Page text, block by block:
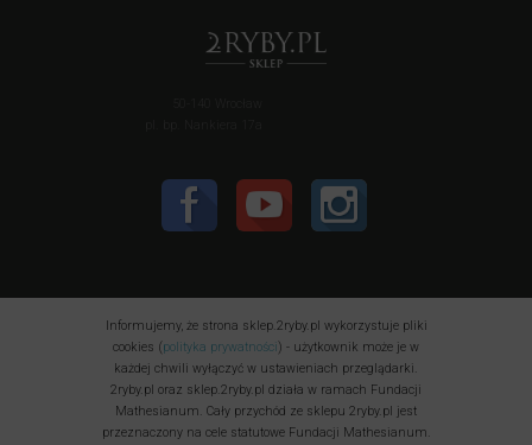
Informujemy, że strona sklep.2ryby.pl wykorzystuje pliki
cookies (polityka prywatności) - użytkownik może je w
każdej chwili wyłączyć w ustawieniach przeglądarki.
2ryby.pl oraz sklep.2ryby.pl działa w ramach Fundacji
Mathesianum. Cały przychód ze sklepu 2ryby.pl jest
przeznaczony na cele statutowe Fundacji Mathesianum.